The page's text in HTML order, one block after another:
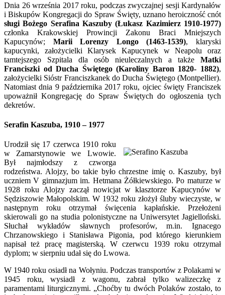
Dnia 26 września 2017 roku, podczas zwyczajnej sesji Kardynałów
i Biskupów Kongregacji do Spraw Święty, uznano heroiczność cnót
sługi Bożego Serafina Kaszuby (Łukasz Kazimierz 1910-1977)
członka Krakowskiej Prowincji Zakonu Braci Mniejszych
Kapucynów; Marii Lorenzy Longo (1463-1539), klaryski
kapucynki, założycielki Klarysek Kapucynek w Neapolu oraz
tamtejszego Szpitala dla osób nieuleczalnych a także Matki
Franciszki od Ducha Świętego (Karoliny Baron 1820- 1882),
założycielki Sióstr Franciszkanek do Ducha Świętego (Montpellier).
Natomiast dnia 9 października 2017 roku, ojciec święty Franciszek
upoważnił Kongregację do Spraw Świętych do ogłoszenia tych
dekretów.
Serafin Kaszuba, 1910 – 1977
Urodził się 17 czerwca 1910 roku
w Zamarstynowie we Lwowie.
Był najmłodszy z czworga
rodzeństwa. Alojzy, bo takie było chrzestne imię o. Kaszuby, był
uczniem V gimnazjum im. Hetmana Żółkiewskiego. Po maturze w
1928 roku Alojzy zaczął nowicjat w klasztorze Kapucynów w
Sędziszowie Małopolskim. W 1932 roku złożył śluby wieczyste, w
następnym roku otrzymał święcenia kapłańskie. Przełożeni
skierowali go na studia polonistyczne na Uniwersytet Jagielloński.
Słuchał wykładów sławnych profesorów, m.in. Ignacego
Chrzanowskiego i Stanisława Pigonia, pod którego kierunkiem
napisał też pracę magisterską. W czerwcu 1939 roku otrzymał
dyplom; w sierpniu udał się do Lwowa.
W 1940 roku osiadł na Wołyniu. Podczas transportów z Polakami w
1945 roku, wysiadł z wagonu, zabrał tylko walizeczkę z
paramentami liturgicznymi. „Choćby tu dwóch Polaków zostało, to